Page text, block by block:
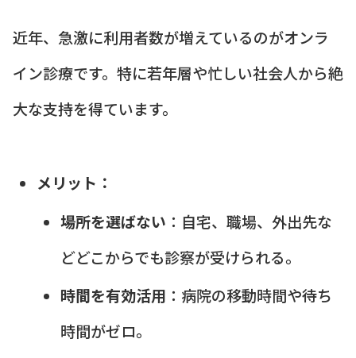
近年、急激に利用者数が増えているのがオンラ
イン診療です。特に若年層や忙しい社会人から絶
大な支持を得ています。
メリット：
場所を選ばない ：自宅、職場、外出先な
どどこからでも診察が受けられる。
時間を有効活用 ：病院の移動時間や待ち
時間がゼロ。